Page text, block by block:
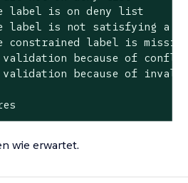
label is on deny list
label is not satisfying a
constrained label is missing
because of
because of
wie erwartet.